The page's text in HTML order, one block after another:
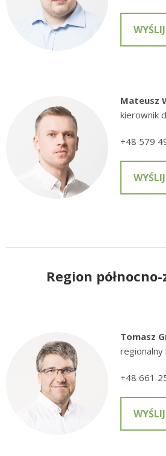
Mateusz
kierownik
+48 579
Region
Tomasz
+48 661